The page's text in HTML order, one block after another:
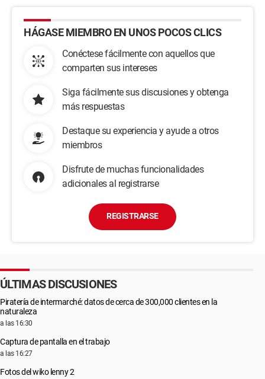
HÁGASE MIEMBRO EN UNOS POCOS CLICS
Conéctese fácilmente con aquellos que
comparten sus intereses
Siga fácilmente sus discusiones y obtenga
más respuestas
Destaque su experiencia y ayude a otros
miembros
Disfrute de muchas funcionalidades
adicionales al registrarse
REGISTRARSE
ÚLTIMAS DISCUSIONES
Piratería de intermarché: datos de cerca de 300,000 clientes en la
naturaleza
a las 16:30
Captura de pantalla en el trabajo
a las 16:27
Fotos del wiko lenny 2